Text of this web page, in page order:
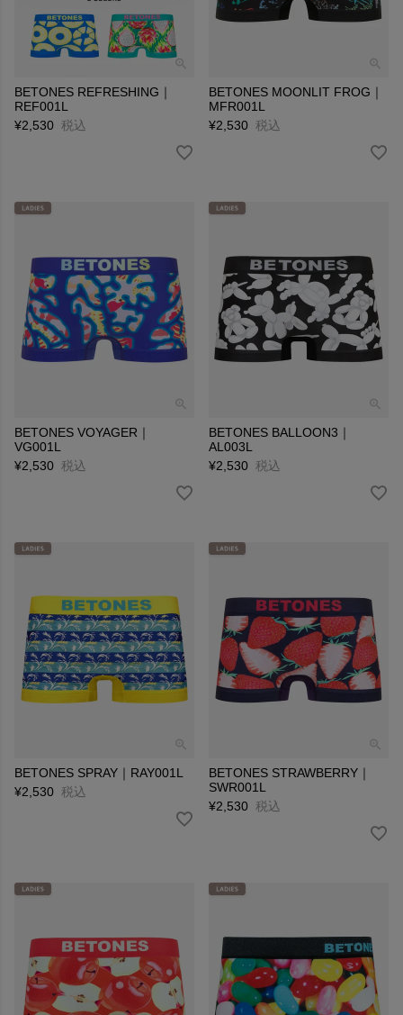
BETONES REFRESHING｜
REF001L
¥2,530 税込
BETONES MOONLIT FROG｜
MFR001L
¥2,530 税込
BETONES VOYAGER｜
VG001L
¥2,530 税込
BETONES BALLOON3｜
AL003L
¥2,530 税込
BETONES SPRAY｜RAY001L
¥2,530 税込
BETONES STRAWBERRY｜
SWR001L
¥2,530 税込